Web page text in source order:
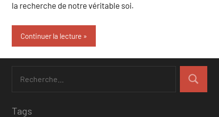
la recherche de notre véritable soi.
Continuer la lecture
Tags